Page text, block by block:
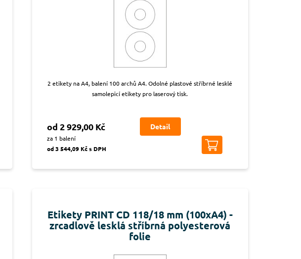
2 etikety na A4, balení 100 archů A4. Odolné plastové stříbrné lesklé
samolepicí etikety pro laserový tisk.
od 2 929,00 Kč
za 1 balení
od 3 544,09 Kč s DPH
Detail
Etikety PRINT CD 118/18 mm (100xA4) -
zrcadlově lesklá stříbrná polyesterová
folie